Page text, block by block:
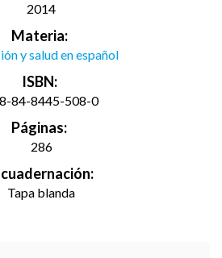
2014
Materia:
y salud en español
ISBN:
84-8445-508-0
Páginas:
286
Tapa blanda